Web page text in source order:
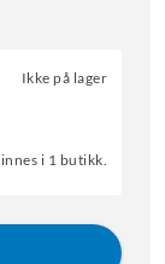
Ikke på lager
i 1 butikk.